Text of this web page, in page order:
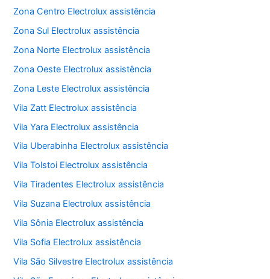
Zona Centro Electrolux assistência
Zona Sul Electrolux assistência
Zona Norte Electrolux assistência
Zona Oeste Electrolux assistência
Zona Leste Electrolux assistência
Vila Zatt Electrolux assistência
Vila Yara Electrolux assistência
Vila Uberabinha Electrolux assistência
Vila Tolstoi Electrolux assistência
Vila Tiradentes Electrolux assistência
Vila Suzana Electrolux assistência
Vila Sônia Electrolux assistência
Vila Sofia Electrolux assistência
Vila São Silvestre Electrolux assistência